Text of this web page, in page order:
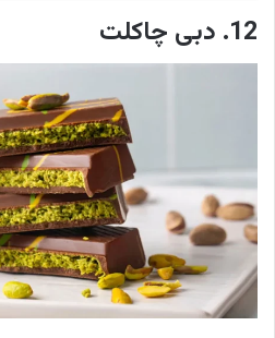
12. دبی چاکلت